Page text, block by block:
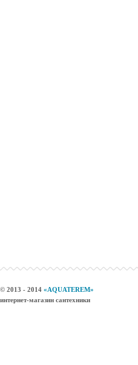
© 2013 - 2014 «AQUATEREM»
интернет-магазин сантехники